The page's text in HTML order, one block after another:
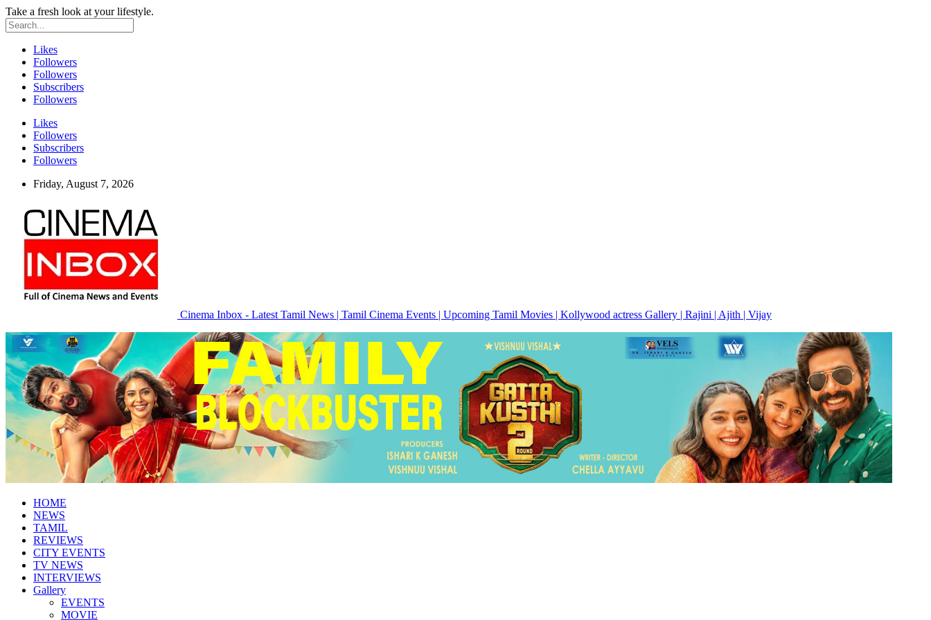
Take a fresh look at your lifestyle.
Likes
Followers
Followers
Subscribers
Followers
Likes
Followers
Subscribers
Followers
Friday, August 7, 2026
Cinema Inbox - Latest Tamil News | Tamil Cinema Events | Upcoming Tamil Movies | Kollywood actress Gallery | Rajini | Ajith | Vijay
HOME
NEWS
TAMIL
REVIEWS
CITY EVENTS
TV NEWS
INTERVIEWS
Gallery
EVENTS
MOVIE